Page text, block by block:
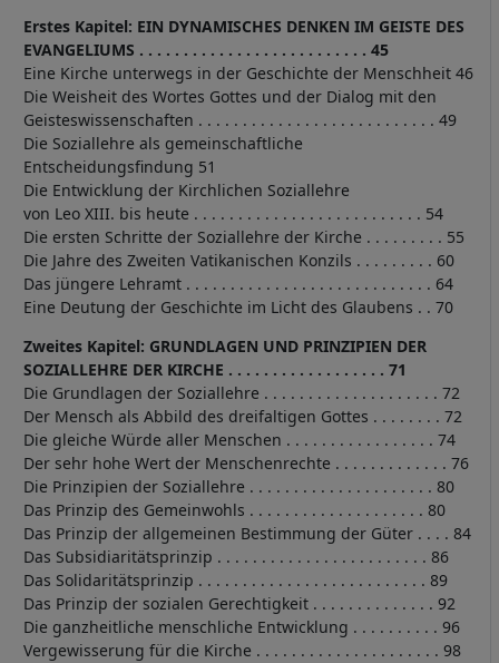
Erstes Kapitel: EIN DYNAMISCHES DENKEN IM GEISTE DES
EVANGELIUMS . . . . . . . . . . . . . . . . . . . . . . . . . . 45
Eine Kirche unterwegs in der Geschichte der Menschheit 46
Die Weisheit des Wortes Gottes und der Dialog mit den
Geisteswissenschaften . . . . . . . . . . . . . . . . . . . . . . . . . . . 49
Die Soziallehre als gemeinschaftliche
Entscheidungsfindung 51
Die Entwicklung der Kirchlichen Soziallehre
von Leo XIII. bis heute . . . . . . . . . . . . . . . . . . . . . . . . . . 54
Die ersten Schritte der Soziallehre der Kirche . . . . . . . . . 55
Die Jahre des Zweiten Vatikanischen Konzils . . . . . . . . . 60
Das jüngere Lehramt . . . . . . . . . . . . . . . . . . . . . . . . . . . . 64
Eine Deutung der Geschichte im Licht des Glaubens . . 70
Zweites Kapitel: GRUNDLAGEN UND PRINZIPIEN DER
SOZIALLEHRE DER KIRCHE . . . . . . . . . . . . . . . . . . 71
Die Grundlagen der Soziallehre . . . . . . . . . . . . . . . . . . . . 72
Der Mensch als Abbild des dreifaltigen Gottes . . . . . . . . 72
Die gleiche Würde aller Menschen . . . . . . . . . . . . . . . . . 74
Der sehr hohe Wert der Menschenrechte . . . . . . . . . . . . . 76
Die Prinzipien der Soziallehre . . . . . . . . . . . . . . . . . . . . . 80
Das Prinzip des Gemeinwohls . . . . . . . . . . . . . . . . . . . . 80
Das Prinzip der allgemeinen Bestimmung der Güter . . . . 84
Das Subsidiaritätsprinzip . . . . . . . . . . . . . . . . . . . . . . . . 86
Das Solidaritätsprinzip . . . . . . . . . . . . . . . . . . . . . . . . . . 89
Das Prinzip der sozialen Gerechtigkeit . . . . . . . . . . . . . . 92
Die ganzheitliche menschliche Entwicklung . . . . . . . . . . 96
Vergewisserung für die Kirche . . . . . . . . . . . . . . . . . . . . . 98